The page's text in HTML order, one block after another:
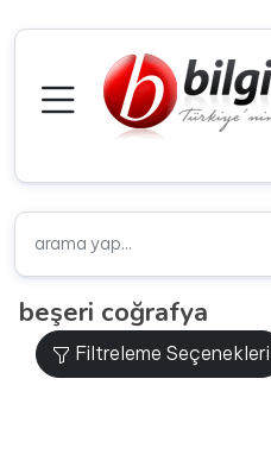
beşeri coğrafya
Filtreleme Seçenekleri